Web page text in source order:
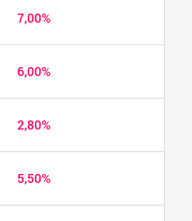
7,00%
6,00%
2,80%
5,50%